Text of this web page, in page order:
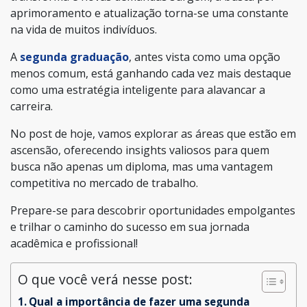
aprimoramento e atualização torna-se uma constante
na vida de muitos indivíduos.
A segunda graduação, antes vista como uma opção
menos comum, está ganhando cada vez mais destaque
como uma estratégia inteligente para alavancar a
carreira.
No post de hoje, vamos explorar as áreas que estão em
ascensão, oferecendo insights valiosos para quem
busca não apenas um diploma, mas uma vantagem
competitiva no mercado de trabalho.
Prepare-se para descobrir oportunidades empolgantes
e trilhar o caminho do sucesso em sua jornada
acadêmica e profissional!
O que você verá nesse post:
Qual a importância de fazer uma segunda